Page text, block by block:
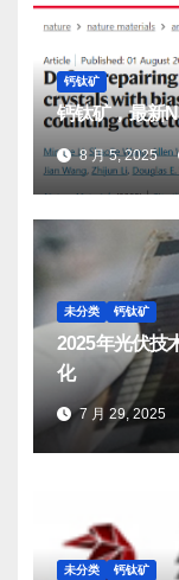
钙钛矿
钙钛矿，最新
8 月 5, 2025
未分类 钙钛矿
2025年光伏技
化
7 月 29, 2025
未分类 钙钛矿